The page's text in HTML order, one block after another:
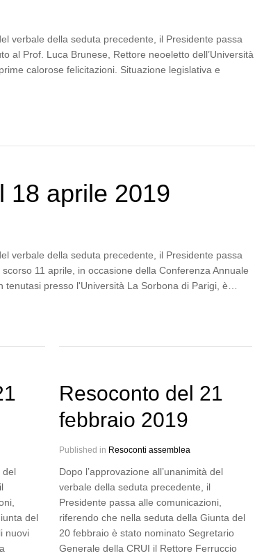
verbale della seduta precedente, il Presidente passa
al Prof. Luca Brunese, Rettore neoeletto dell’Università
calorose felicitazioni. Situazione legislativa e
18 aprile 2019
verbale della seduta precedente, il Presidente passa
11 aprile, in occasione della Conferenza Annuale
tenutasi presso l'Università La Sorbona di Parigi, è…
del
del
nuovi
Resoconto del 21
febbraio 2019
Published in Resoconti assemblea
Dopo l’approvazione all’unanimità del
verbale della seduta precedente, il
Presidente passa alle comunicazioni,
riferendo che nella seduta della Giunta del
20 febbraio è stato nominato Segretario
Generale della CRUI il Rettore Ferruccio